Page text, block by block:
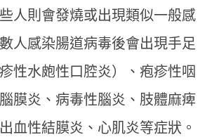
人則會發燒或出現類似一般感
人感染腸道病毒後會出現手足
性水皰性口腔炎）、疱疹性咽
膜炎、病毒性腦炎、肢體麻痺
血性結膜炎、心肌炎等症狀。